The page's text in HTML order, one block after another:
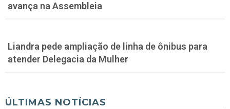
avança na Assembleia
Liandra pede ampliação de linha de ônibus para
atender Delegacia da Mulher
ÚLTIMAS NOTÍCIAS